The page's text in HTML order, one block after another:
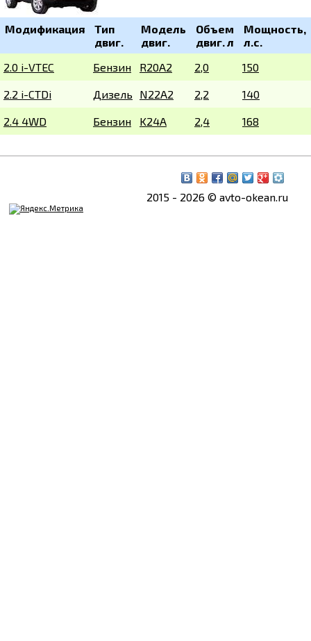
Модификация
Тип
двиг.
Модель
двиг.
Объем
двиг. л
Мощность,
л.с.
2.0 i-VTEC
Бензин R20A2 2,0 150
2.2 i-CTDi Дизель N22A2 2,2 140
2.4 4WD Бензин K24A 2,4 168
2015 - 2026 © avto-okean.ru